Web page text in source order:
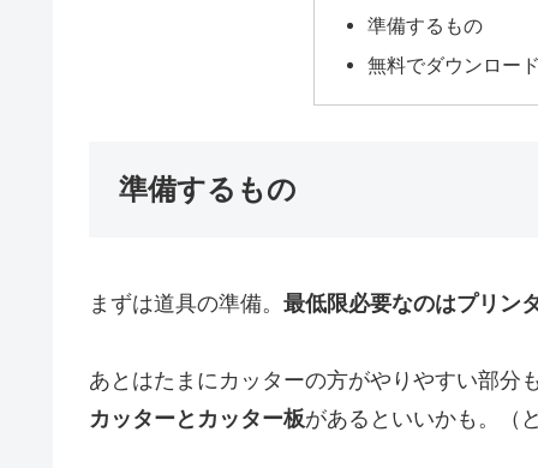
準備するもの
無料でダウンロー
準備するもの
まずは道具の準備。 最低限必要なのはプリン
あとはたまにカッターの方がやりやすい部分
カッターとカッター板があるといいかも。（